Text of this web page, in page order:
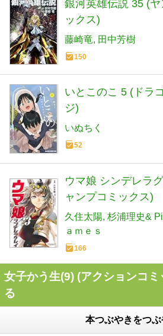
銀河英雄伝説 35 (ヤ
ックス)
藤崎竜 田中芳樹
150
いとこのこ 5 (ドラ
ジ)
いぬちく
52
ウマ娘 シンデレラ
ャンプコミックス)
久住太陽 杉浦理史&
ａｍｅｓ
166
女子かう生(9) (アクションコ
る
本つぶやきをつぶ